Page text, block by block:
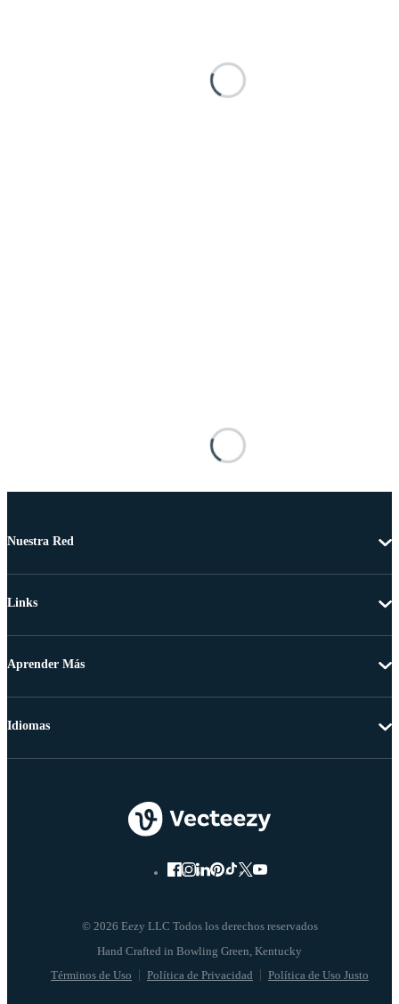
Nuestra Red
Links
Aprender Más
© 2026 Eezy LLC Todos los derechos reservados
Términos de Uso Política de Privacidad Política de Uso Justo
Idiomas